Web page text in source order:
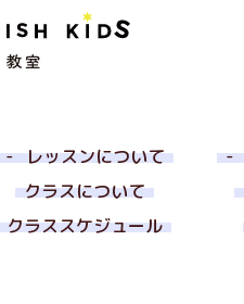
レッスンについて
クラスについて
クラススケジュール